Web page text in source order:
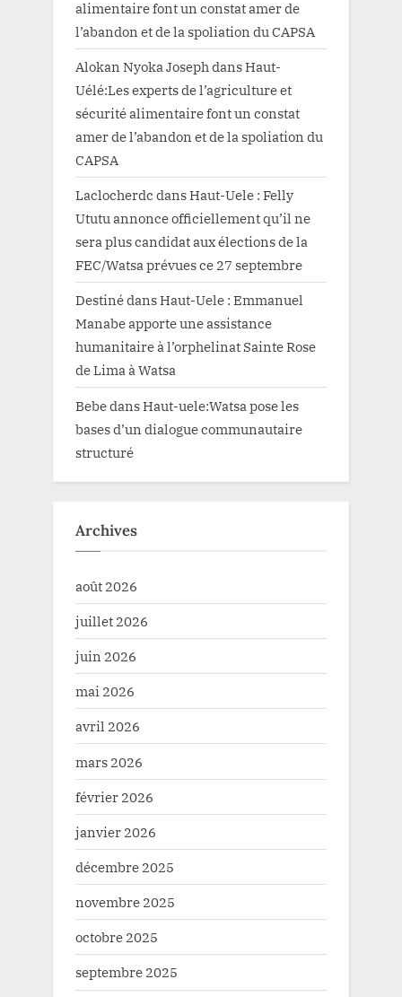
alimentaire font un constat amer de
l’abandon et de la spoliation du CAPSA
Alokan Nyoka JosephdansHaut-
Uélé:Les experts de l’agriculture et
sécurité alimentaire font un constat
amer de l’abandon et de la spoliation du
CAPSA
Laclocherdc dansHaut-Uele : Felly
Ututu annonce officiellement qu’il ne
sera plus candidat aux élections de la
FEC/Watsa prévues ce 27 septembre
DestinédansHaut-Uele : Emmanuel
Manabe apporte une assistance
humanitaire à l’orphelinat Sainte Rose
de Lima à Watsa
BebedansHaut-uele:Watsa pose les
bases d’un dialogue communautaire
structuré
Archives
août 2026
juillet 2026
juin 2026
mai 2026
avril 2026
mars 2026
février 2026
janvier 2026
décembre 2025
novembre 2025
octobre 2025
septembre 2025